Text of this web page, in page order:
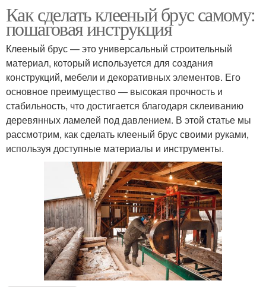
Как сделать клееный брус самому:
пошаговая инструкция
Клееный брус — это универсальный строительный
материал, который используется для создания
конструкций, мебели и декоративных элементов. Его
основное преимущество — высокая прочность и
стабильность, что достигается благодаря склеиванию
деревянных ламелей под давлением. В этой статье мы
рассмотрим, как сделать клееный брус своими руками,
используя доступные материалы и инструменты.